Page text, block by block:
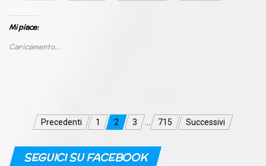
Mi piace:
Caricamento...
Navigazione
articoli
Precedenti 1 2 3 … 715 Successivi
SEGUICI SU FACEBOOK